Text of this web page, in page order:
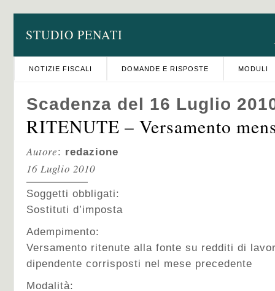
STUDIO PENATI
NOTIZIE FISCALI DOMANDE E RISPOSTE MODULI
Scadenza del 16 Luglio
RITENUTE – Versamento
Autore: redazione
16 Luglio 2010
Soggetti obbligati:
Sostituti d’imposta
Adempimento:
Versamento ritenute alla fonte su redditi di
dipendente corrisposti nel mese precedente
Modalità: